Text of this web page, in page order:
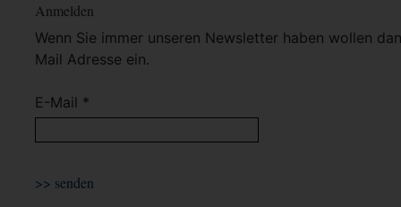
Anmelden
Wenn Sie immer unseren Newsletter haben wollen
Mail Adresse ein.
E-Mail *